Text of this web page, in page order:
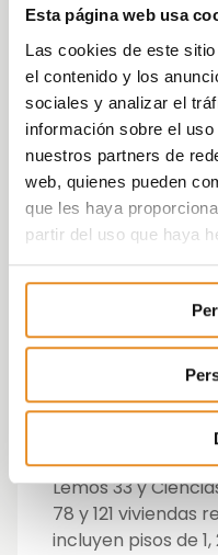
Esta página web usa
Las cookies de este
el contenido y los
sociales y analizar el
información sobre el
nuestros partners de
web, quienes pueden
que les haya
partir del uso que haya
social-gourmet, y
cómo se
sentido, los
esfuerzos que Vía
referente al
de una calificación
Además, antes de
clientes de Vía
hacerse una idea
las calidades y la
hogar a
totalmente
las últimas
Estas
para todos los
futuro hogar en
Lemos 33 y
78 y 121 viviendas
incluyen pisos de 1,